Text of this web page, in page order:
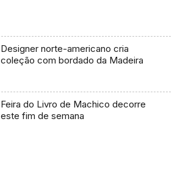
Designer norte-americano cria
coleção com bordado da Madeira
Feira do Livro de Machico decorre
este fim de semana